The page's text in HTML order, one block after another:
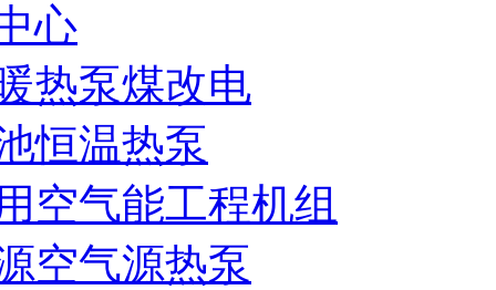
心
热泵煤改电
恒温热泵
空气能工程机组
空气源热泵